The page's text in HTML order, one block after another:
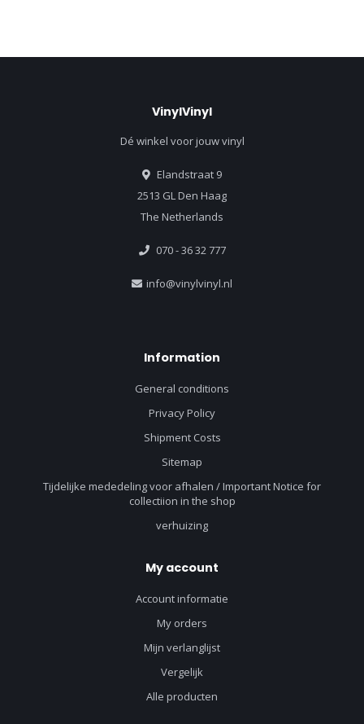
VinylVinyl
Dé winkel voor jouw vinyl
Elandstraat 9
2513 GL Den Haag
The Netherlands
070 - 36 32 777
info@vinylvinyl.nl
Information
General conditions
Privacy Policy
Shipment Costs
Sitemap
Tijdelijke mededeling voor afhalen / Important Notice for
collectiion in the shop
verhuizing
My account
Account informatie
My orders
Mijn verlanglijst
Vergelijk
Alle producten